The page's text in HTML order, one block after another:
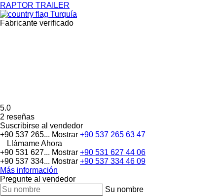
RAPTOR TRAILER
Turquía
Fabricante verificado
5.0
2 reseñas
Suscribirse al vendedor
+90 537 265... Mostrar +90 537 265 63 47
Llámame Ahora
+90 531 627... Mostrar +90 531 627 44 06
+90 537 334... Mostrar +90 537 334 46 09
Más información
Pregunte al vendedor
Su nombre